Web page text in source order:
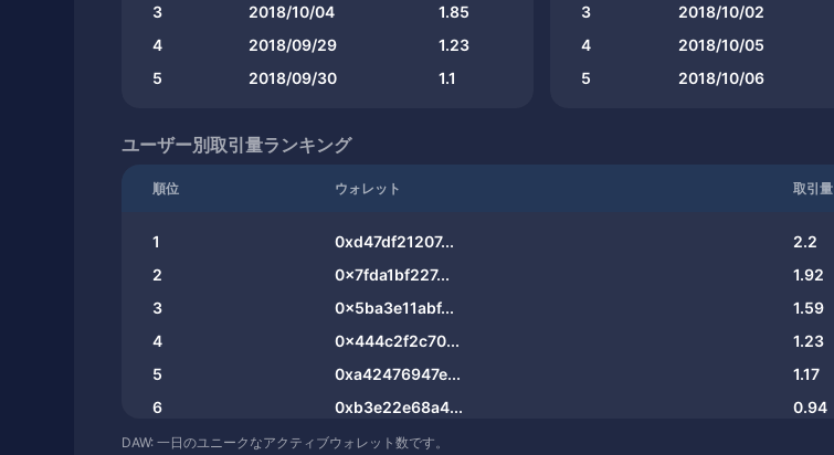
3
2018/10/04
1.85
4
2018/09/29
1.23
5
2018/09/30 1.1
3
2018/10/02
4
2018/10/05
5
2018/10/06
ユーザー別取引量ランキング
順位 ウォレット 取引量
1 0xd47df21207...
2.2
2
0x7fda1bf227...
1.92
3
0x5ba3e11abf...
1.59
4
0x444c2f2c70...
1.23
5
0xa42476947e...
1.17
6
0xb3e22e68a4...
0.94
7
0x3341466b2f...
DAW: 一日のユニークなアクティブウォレット数です。